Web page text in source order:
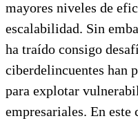
mayores niveles de
escalabilidad. Sin
ha traído consigo
ciberdelincuentes han
para explotar
empresariales. En